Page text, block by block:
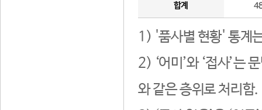
합계
1) '품사별 현황' 통계
2) ‘어미’와 ‘접사’는
와 같은 층위로 처리함.